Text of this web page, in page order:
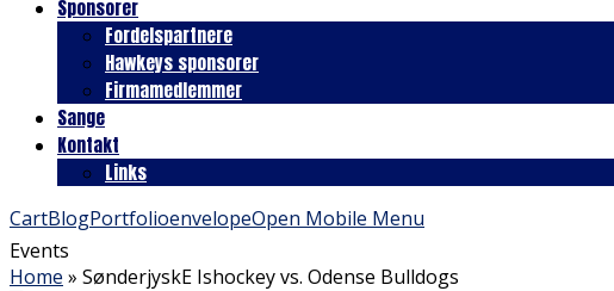
Sponsorer
Fordelspartnere
Hawkeys sponsorer
Firmamedlemmer
Sange
Kontakt
Links
CartBlogPortfolioenvelopeOpen Mobile Menu
Events
Home » SønderjyskE Ishockey vs. Odense Bulldogs